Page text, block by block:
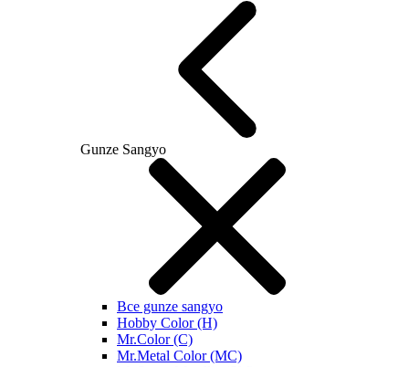
Gunze Sangyo
Все gunze sangyo
Hobby Color (H)
Mr.Color (C)
Mr.Metal Color (MC)